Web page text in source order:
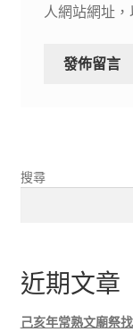
人網站網址
搜尋
近期文章
己亥年常熟文廟祭